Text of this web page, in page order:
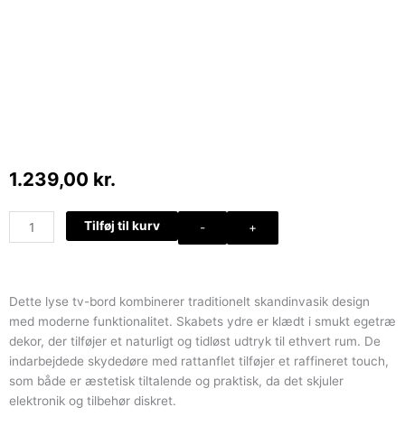
1.239,00 kr.
-
bord
egetræ
med
2
låger
med
rattanflet
+
Tilføj til kurv
Dette lyse tv-bord kombinerer traditionelt skandinvasik design
med moderne funktionalitet. Skabets ydre er klædt i smukt egetræ
dekor, der tilføjer et naturligt og tidløst udtryk til ethvert rum. De
indarbejdede skydedøre med rattanflet tilføjer et raffineret touch,
som både er æstetisk tiltalende og praktisk, da det skjuler
elektronik og tilbehør diskret.